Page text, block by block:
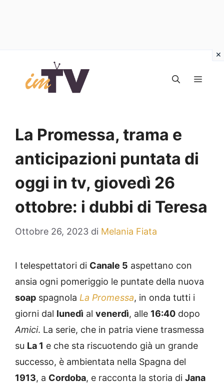
contenuto
La Promessa, trama e
anticipazioni puntata di
oggi in tv, giovedì 26
ottobre: i dubbi di Teresa
Ottobre 26, 2023 di Melania Fiata
I telespettatori di Canale 5 aspettano con
ansia ogni pomeriggio le puntate della nuova
soap spagnola La Promessa, in onda tutti i
giorni dal lunedì al venerdì, alle 16:40 dopo
Amici. La serie, che in patria viene trasmessa
su La 1 e che sta riscuotendo già un grande
successo, è ambientata nella Spagna del
1913, a Cordoba, e racconta la storia di Jana